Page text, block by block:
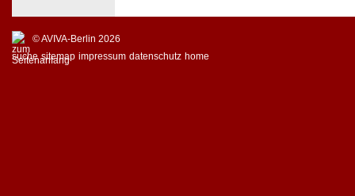
© AVIVA-Berlin 2026
suche sitemap impressum datenschutz home